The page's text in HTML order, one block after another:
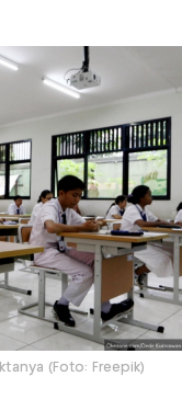
(Foto: Freepik)